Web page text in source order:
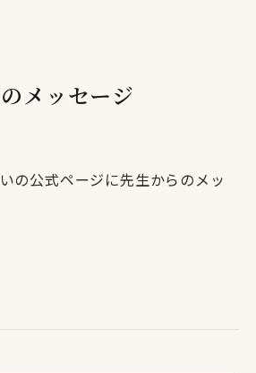
メッセージ
の公式ページに先生からのメッ